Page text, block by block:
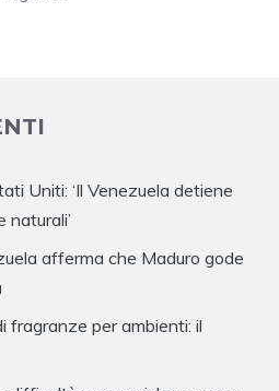
Uniti: ‘Il Venezuela detiene
naturali’
afferma che Maduro gode
fragranze per ambienti: il